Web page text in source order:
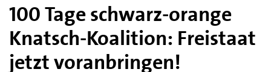
100 Tage schwarz-orange
Knatsch-Koalition: Freistaat
jetzt voranbringen!